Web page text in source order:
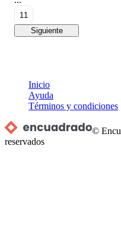
11
Siguiente
Inicio
Ayuda
Términos y condiciones
©
reservados